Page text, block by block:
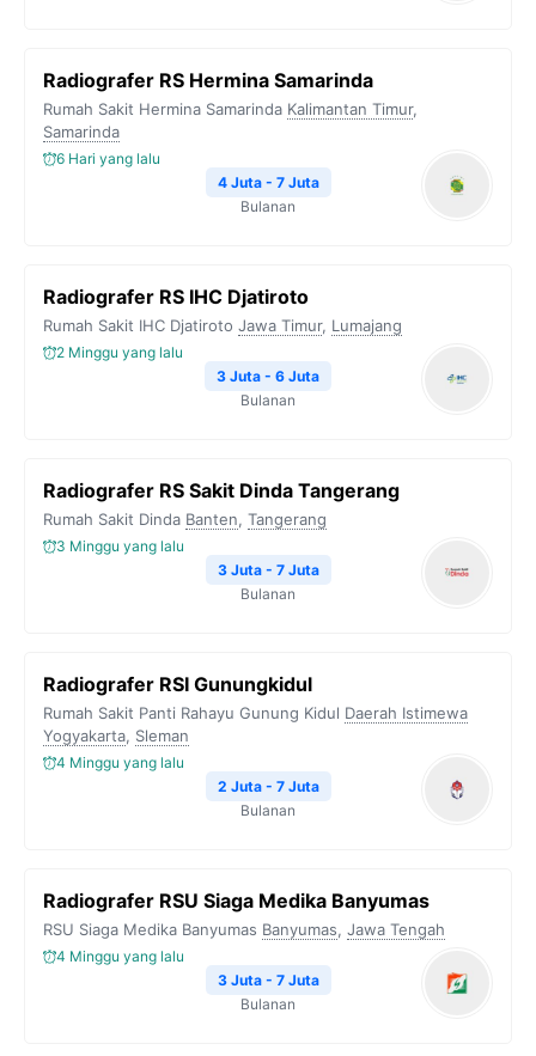
Radiografer RS Hermina Samarinda
Rumah Sakit Hermina Samarinda Kalimantan Timur,
Samarinda
6 Hari yang lalu
4 Juta - 7 Juta
Bulanan
Radiografer RS IHC Djatiroto
Rumah Sakit IHC Djatiroto Jawa Timur, Lumajang
2 Minggu yang lalu
3 Juta - 6 Juta
Bulanan
Radiografer RS Sakit Dinda Tangerang
Rumah Sakit Dinda Banten, Tangerang
3 Minggu yang lalu
3 Juta - 7 Juta
Bulanan
Radiografer RSI Gunungkidul
Rumah Sakit Panti Rahayu Gunung Kidul Daerah Istimewa
Yogyakarta, Sleman
4 Minggu yang lalu
2 Juta - 7 Juta
Bulanan
Radiografer RSU Siaga Medika Banyumas
RSU Siaga Medika Banyumas Banyumas, Jawa Tengah
4 Minggu yang lalu
3 Juta - 7 Juta
Bulanan